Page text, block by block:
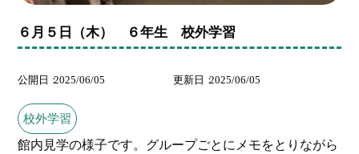
６月５日（木） ６年生 校外学習
公開日 2025/06/05 更新日 2025/06/05
校外学習
館内見学の様子です。グループごとにメモをとりながら